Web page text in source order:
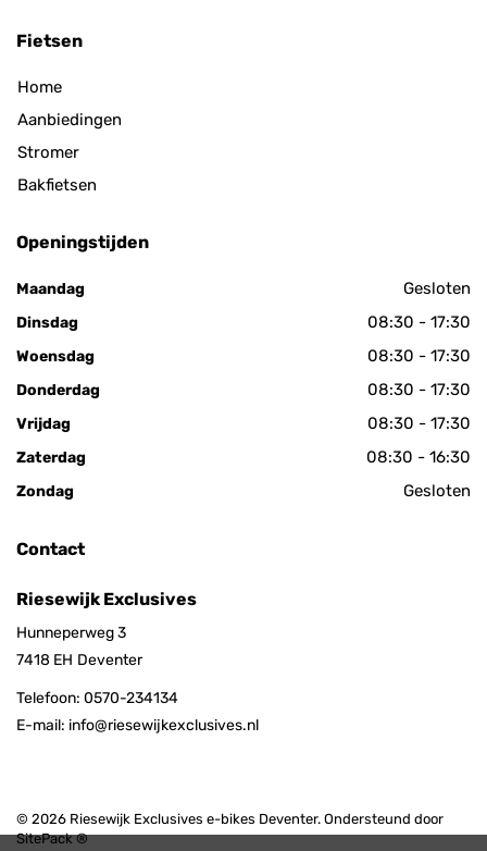
Fietsen
Home
Aanbiedingen
Stromer
Bakfietsen
Openingstijden
Maandag Gesloten
Dinsdag 08:30 - 17:30
Woensdag 08:30 - 17:30
Donderdag 08:30 - 17:30
Vrijdag 08:30 - 17:30
Zaterdag 08:30 - 16:30
Zondag Gesloten
Contact
Riesewijk Exclusives
Hunneperweg 3
7418 EH Deventer
Telefoon: 0570-234134
E-mail: info@riesewijkexclusives.nl
© 2026 Riesewijk Exclusives e-bikes Deventer. Ondersteund door
SitePack ®